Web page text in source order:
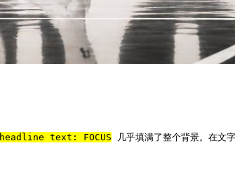
headline text: FOCUS 几乎填满了整个背景。在文